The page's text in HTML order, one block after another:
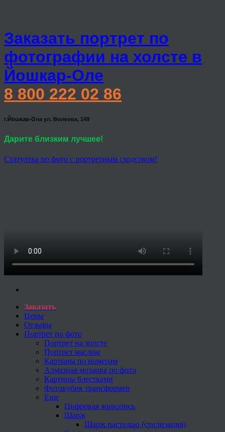
Заказать портрет по
фотографии на холсте в
Йошкар-Оле
8 800 222 02 86
г.Йошкар-Ола ул. Волкова, 149
Дарите близким лучшее!
Статуэтка по фото с портретным сходством!
Заказать
Цены
Отзывы
Портрет по фото
Портрет на холсте
Портрет маслом
Картины по номерам
Алмазная мозаика по фото
Картины блестками
Фотокубик трансформер
Еще
Цифровая живопись
Шарж
Шарж пастелью (стилизация)